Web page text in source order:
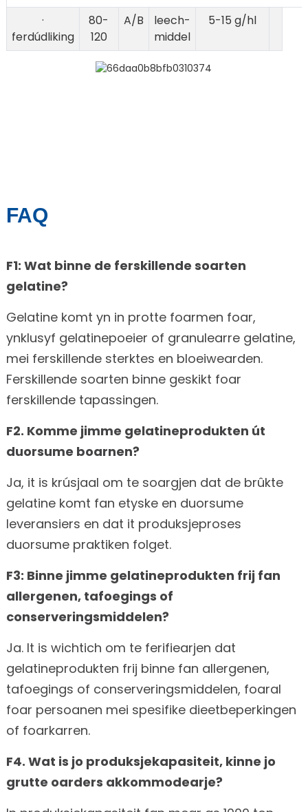
·
ferdúdliking
80-
120
A/B
leech-
middel
5-15 g/hl
FAQ
F1: Wat binne de ferskillende soarten
gelatine?
Gelatine komt yn in protte foarmen foar,
ynklusyf gelatinepoeier of granulearre gelatine,
mei ferskillende sterktes en bloeiwearden.
Ferskillende soarten binne geskikt foar
ferskillende tapassingen.
F2. Komme jimme gelatineprodukten út
duorsume boarnen?
Ja, it is krúsjaal om te soargjen dat de brûkte
gelatine komt fan etyske en duorsume
leveransiers en dat it produksjeproses
duorsume praktiken folget.
F3: Binne jimme gelatineprodukten frij fan
allergenen, tafoegings of
conserveringsmiddelen?
Ja. It is wichtich om te ferifiearjen dat
gelatineprodukten frij binne fan allergenen,
tafoegings of conserveringsmiddelen, foaral
foar persoanen mei spesifike dieetbeperkingen
of foarkarren.
F4. Wat is jo produksjekapasiteit, kinne jo
grutte oarders akkommodearje?